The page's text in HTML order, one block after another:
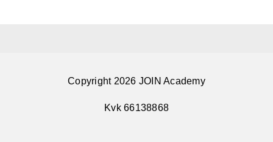
Copyright 2026 JOIN Academy
Kvk 66138868